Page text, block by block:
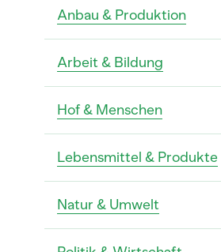
Anbau & Produktion
Arbeit & Bildung
Hof & Menschen
Lebensmittel & Produkte
Natur & Umwelt